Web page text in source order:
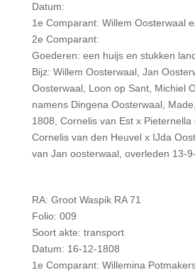
Datum:
1e Comparant: Willem Oosterwaal
2e Comparant:
Goederen: een huijs en stukken
Bijz: Willem Oosterwaal, Jan
Oosterwaal, Loon op Sant, Michiel
namens Dingena Oosterwaal,
1808, Cornelis van Est x Pieternella
Cornelis van den Heuvel x IJda
van Jan oosterwaal, overleden 13-
RA: Groot Waspik RA 71
Folio: 009
Soort akte: transport
Datum: 16-12-1808
1e Comparant: Willemina